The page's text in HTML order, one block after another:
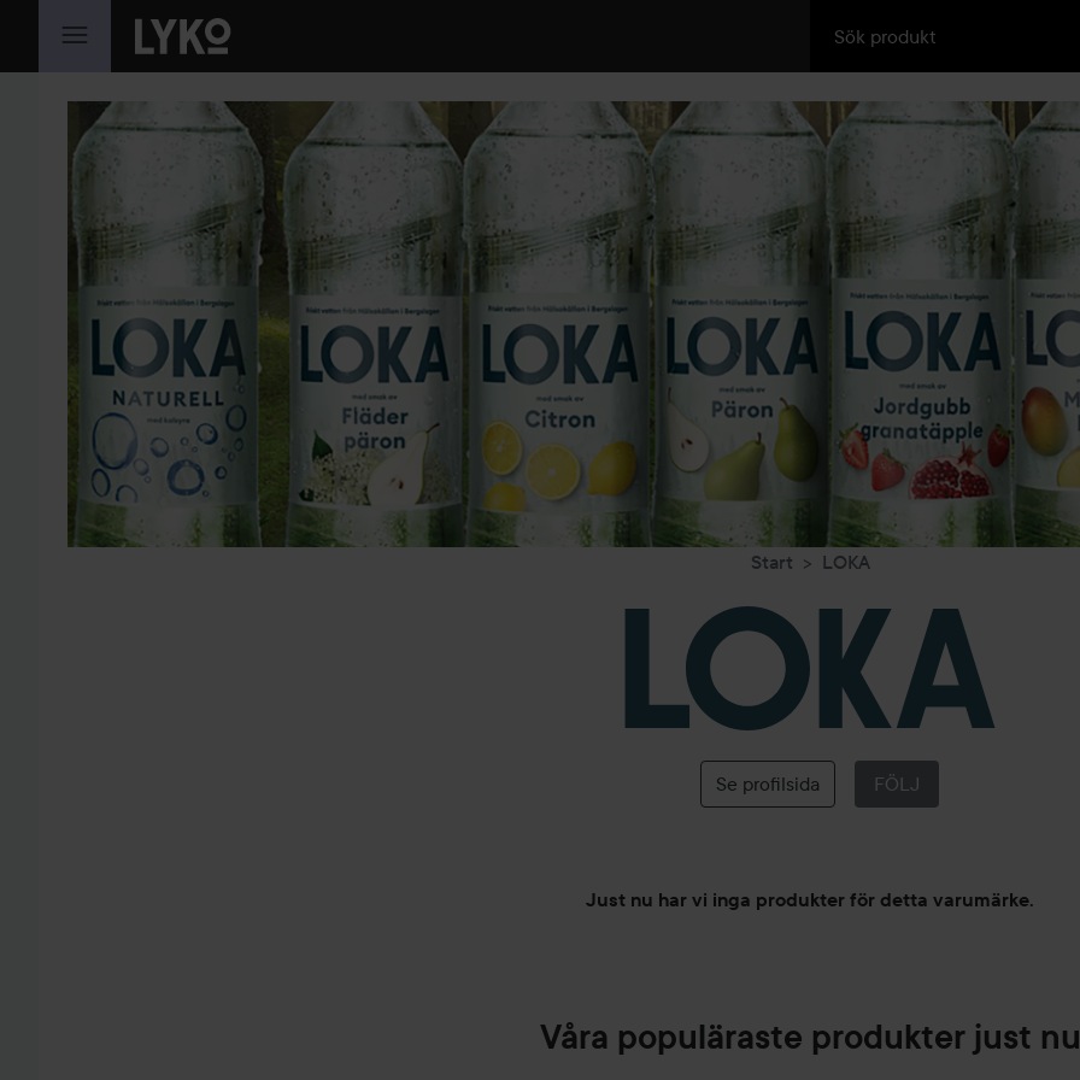
HOPPA TILL INNEHÅLLET
Start LOKA
LOKA
Se profilsida FÖLJ
Just nu har vi inga produkter för detta varumärke.
Våra populäraste produkter just nu